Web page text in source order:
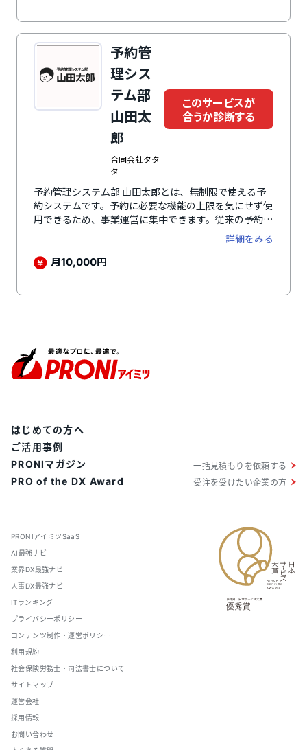
予約管
理シス
テム部
山田太
郎
合同会社タタ
タ
このサービスが
合うか診断する
予約管理システム部 山田太郎とは、無制限で使える予
約システムです。予約に必要な機能の上限を気にせず使
用できるため、事業運営に集中できます。従来の予約管
理システムではトレーナー（講師）と時間の予約ができ
てもエリア（実施場所）の確保までは対応していないこ
とがあり、トレーナーが別途エリアを確保する必要があ
ト用で表示を切り分けられます。離脱を防ぎ、次の予約
へ繋げるフォローメッセージ機能も搭載しており、レッ
スン終了後にフォローメッセージを簡単に送信可能で
向上に繋がります。ほかにも多彩な機能を搭載していま
す。
詳細をみる
月10,000円
PRONIアイミツSaaS
AI最強ナビ
業界DX最強ナビ
人事DX最強ナビ
ITランキング
プライバシーポリシー
コンテンツ制作・運営ポリシー
利用規約
社会保険労務士・司法書士について
サイトマップ
運営会社
採用情報
お問い合わせ
はじめての方へ
ご活用事例
PRONIマガジン
PRO of the DX Award
一括見積もりを依頼する
受注を受けたい企業の方